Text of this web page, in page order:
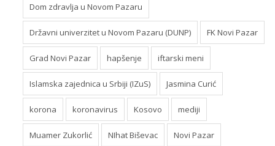
Dom zdravlja u Novom Pazaru
Državni univerzitet u Novom Pazaru (DUNP) FK Novi Pazar
Grad Novi Pazar hapšenje iftarski meni
Islamska zajednica u Srbiji (IZuS) Jasmina Curić
korona koronavirus Kosovo mediji
Muamer Zukorlić NIhat Biševac Novi Pazar